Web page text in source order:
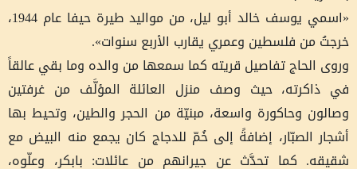
«اسمي يوسف خالد أبو ليل، من مواليد طيرة حيفا عام 1944،
خرجتُ من فلسطين وعمري يقارب الأربع سنوات».
وروى الحاج تفاصيل قريته كما سمعها من والده وما بقي عالقاً
في ذاكرته، حيث وصف منزل العائلة المؤلَّف من غرفتين
وصالون وحاكورة واسعة، مبنيّة من الحجر والطين، وتحيط بها
أشجار الصبّار، إضافةً إلى خُمّ للدجاج كان يجمع منه البيض مع
شقيقه. كما تحدَّث عن جيرانهم من عائلات: بابكر، وعلّوه،